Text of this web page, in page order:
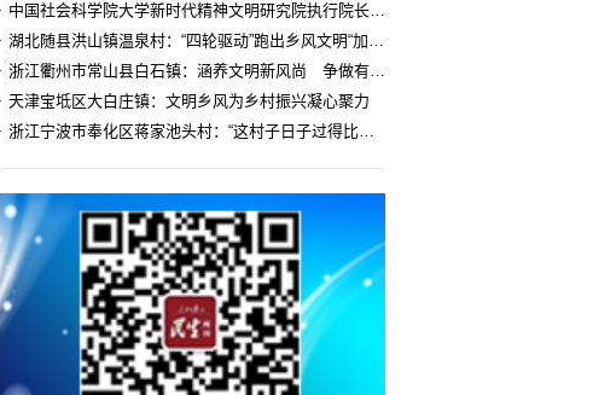
中国社会科学院大学新时代精神文明研究院执行院长王维国：文明村镇创建为乡村注入持久发展动力
湖北随县洪山镇温泉村：“四轮驱动”跑出乡风文明“加速度”
浙江衢州市常山县白石镇：涵养文明新风尚 争做有礼白石人
天津宝坻区大白庄镇：文明乡风为乡村振兴凝心聚力
浙江宁波市奉化区蒋家池头村：“这村子日子过得比城里还舒心”